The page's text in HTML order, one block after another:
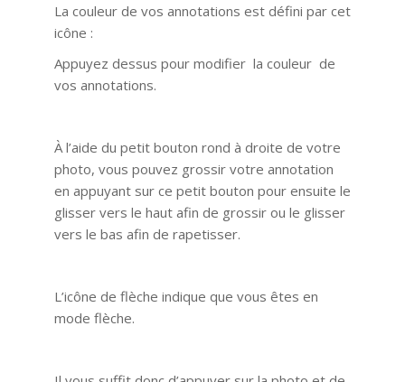
La couleur de vos annotations est défini par cet
icône :
Appuyez dessus pour modifier la couleur de
vos annotations.
À l’aide du petit bouton rond à droite de votre
photo, vous pouvez grossir votre annotation
en appuyant sur ce petit bouton pour ensuite le
glisser vers le haut afin de grossir ou le glisser
vers le bas afin de rapetisser.
L’icône de flèche indique que vous êtes en
mode flèche.